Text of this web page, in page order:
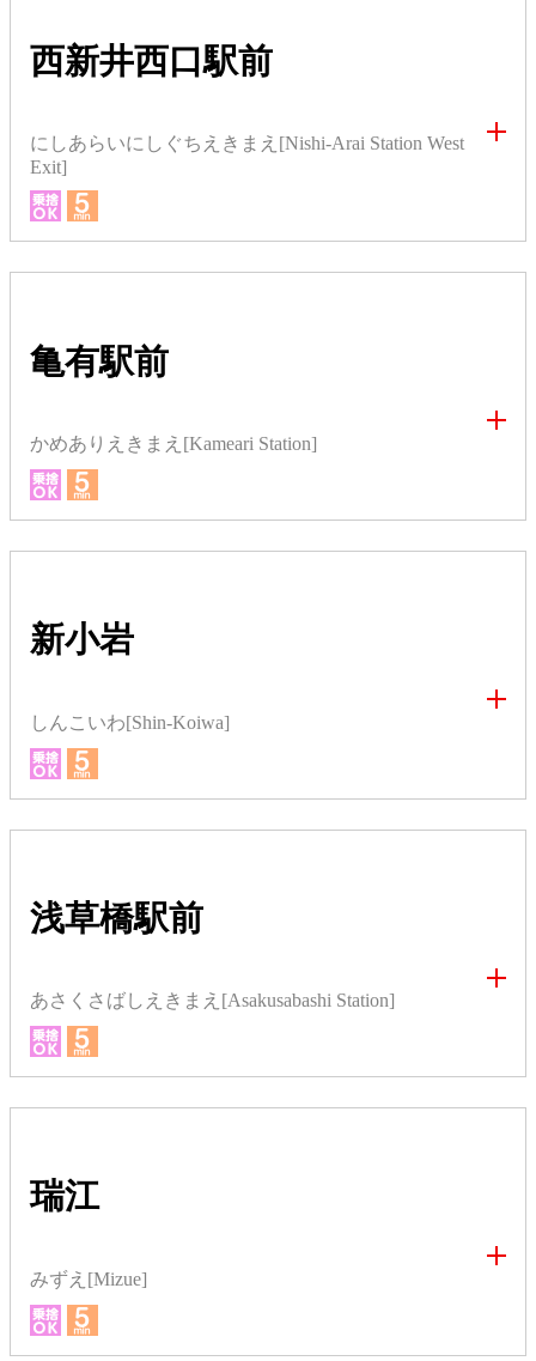
西新井西口駅前
にしあらいにしぐちえきまえ[Nishi-Arai Station West
Exit]
亀有駅前
かめありえきまえ[Kameari Station]
新小岩
しんこいわ[Shin-Koiwa]
浅草橋駅前
あさくさばしえきまえ[Asakusabashi Station]
瑞江
みずえ[Mizue]